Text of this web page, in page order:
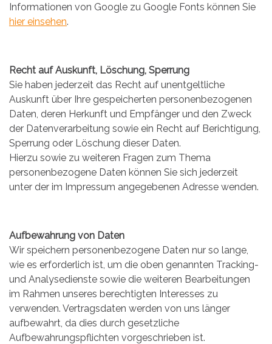
Informationen von Google zu Google Fonts können Sie
hier einsehen.
Recht auf Auskunft, Löschung, Sperrung
Sie haben jederzeit das Recht auf unentgeltliche
Auskunft über Ihre gespeicherten personenbezogenen
Daten, deren Herkunft und Empfänger und den Zweck
der Datenverarbeitung sowie ein Recht auf Berichtigung,
Sperrung oder Löschung dieser Daten.
Hierzu sowie zu weiteren Fragen zum Thema
personenbezogene Daten können Sie sich jederzeit
unter der im Impressum angegebenen Adresse wenden.
Aufbewahrung von Daten
Wir speichern personenbezogene Daten nur so lange,
wie es erforderlich ist, um die oben genannten Tracking-
und Analysedienste sowie die weiteren Bearbeitungen
im Rahmen unseres berechtigten Interesses zu
verwenden. Vertragsdaten werden von uns länger
aufbewahrt, da dies durch gesetzliche
Aufbewahrungspflichten vorgeschrieben ist.